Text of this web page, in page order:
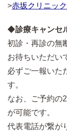
>赤坂クリニッ
◆診療キャンセ
初診・再診の無
お待ちいただい
必ずご一報いた
す。
なお、ご予約の
が可能です。
代表電話が繋が